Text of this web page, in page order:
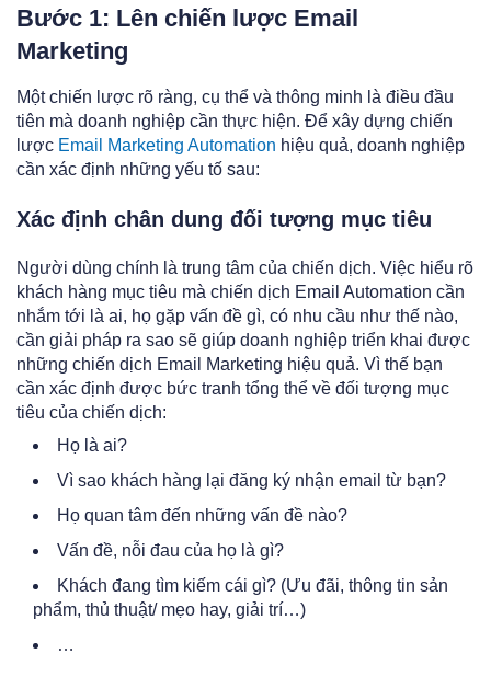
Bước 1: Lên chiến lược Email
Marketing
Một chiến lược rõ ràng, cụ thể và thông minh là điều đầu
tiên mà doanh nghiệp cần thực hiện. Để xây dựng chiến
lược Email Marketing Automation hiệu quả, doanh nghiệp
cần xác định những yếu tố sau:
Xác định chân dung đối tượng mục tiêu
Người dùng chính là trung tâm của chiến dịch. Việc hiểu rõ
khách hàng mục tiêu mà chiến dịch Email Automation cần
nhắm tới là ai, họ gặp vấn đề gì, có nhu cầu như thế nào,
cần giải pháp ra sao sẽ giúp doanh nghiệp triển khai được
những chiến dịch Email Marketing hiệu quả. Vì thế bạn
cần xác định được bức tranh tổng thể về đối tượng mục
tiêu của chiến dịch:
Họ là ai?
Vì sao khách hàng lại đăng ký nhận email từ bạn?
Họ quan tâm đến những vấn đề nào?
Vấn đề, nỗi đau của họ là gì?
Khách đang tìm kiếm cái gì? (Ưu đãi, thông tin sản
phẩm, thủ thuật/ mẹo hay, giải trí…)
…